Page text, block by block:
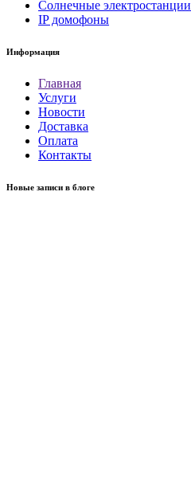
Солнечные электростанции
IP домофоны
Информация
Главная
Услуги
Новости
Доставка
Оплата
Контакты
Новые записи в блоге